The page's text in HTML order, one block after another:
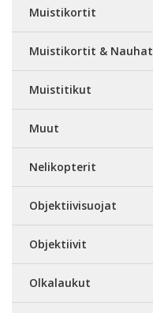
Muistikortit
Muistikortit & Nauhat
Muistitikut
Muut
Nelikopterit
Objektiivisuojat
Objektiivit
Olkalaukut